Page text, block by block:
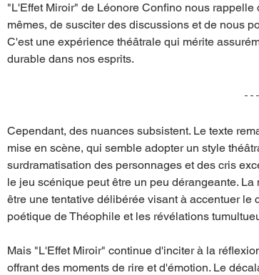
"L'Effet Miroir" de Léonore Confino nous
mêmes, de susciter des discussions et de nous
C'est une expérience théâtrale qui mérite
durable dans nos esprits.
Cependant, des nuances subsistent. Le texte
mise en scène, qui semble adopter un style
surdramatisation des personnages et des cris
le jeu scénique peut être un peu dérangeante.
être une tentative délibérée visant à accentuer
poétique de Théophile et les révélations
Mais "L'Effet Miroir" continue d'inciter à la
offrant des moments de rire et d'émotion. Le